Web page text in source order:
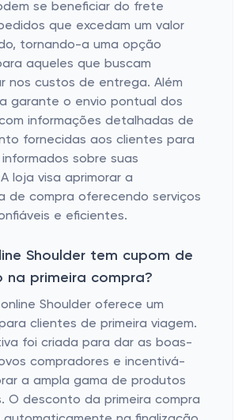
se beneficiar do frete
que excedam um valor
tornando-a uma opção
aqueles que buscam
nos custos de entrega. Além
garante o envio pontual dos
informações detalhadas de
fornecidas aos clientes para
sobre suas
loja visa aprimorar a
de compra oferecendo serviços
​​e eficientes.
Shoulder tem cupom de
na primeira compra?
Shoulder oferece um
clientes de primeira viagem.
foi criada para dar as boas-
compradores e incentivá-
a ampla gama de produtos
O desconto da primeira compra